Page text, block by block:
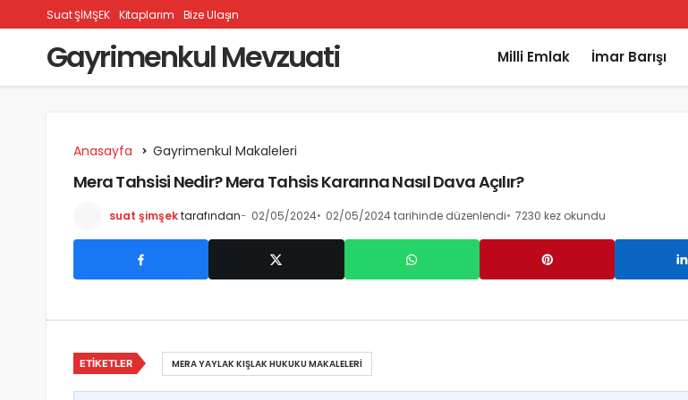
Suat ŞİMŞEK Kitaplarım Bize Ulaşın
Gayrimenkul Mevzuati Milli Emlak İmar Barışı
Anasayfa Gayrimenkul Makaleleri
Mera Tahsisi Nedir? Mera Tahsis Kararına Nasıl Dava Açılır?
suat şimşektarafından 02/05/2024 02/05/2024 tarihinde düzenlendi 7230 kez okundu
ETIKETLER MERA YAYLAK KIŞLAK HUKUKU MAKALELERI